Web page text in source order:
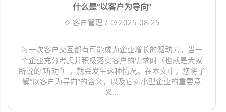
什么是“以客户为导向”
客户管理 / 2025-08-25
每一次客户交互都有可能成为企业增长的驱动力。当一
个企业充分考虑并积极落实客户的需求时（也就是大家
所说的“听劝”），就会发生这种情况。在本文中，您将了
解“以客户为导向”的含义，以及它对小型企业的重要意
义...